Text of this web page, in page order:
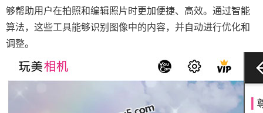
够帮助用户在拍照和编辑照片时更加便捷、高效。通过智能
算法，这些工具能够识别图像中的内容，并自动进行优化和
调整。